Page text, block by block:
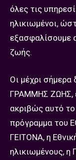
όλες τις
ηλικιωμένοι,
εξασφαλίσουμε
ζωής.
Οι μέχρι σήμερα
ΓΡΑΜΜΗΣ ΖΩΗΣ,
ακριβώς αυτό
πρόγραμμα του
ΓΕΙΤΟΝΑ, η
ηλικιωμένους,